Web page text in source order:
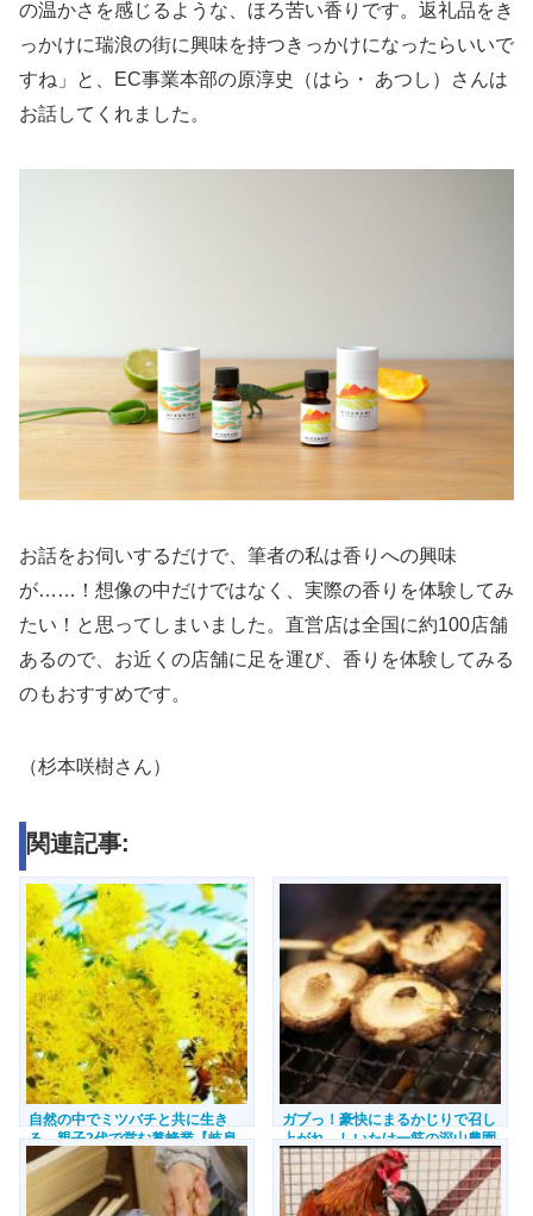
の温かさを感じるような、ほろ苦い香りです。返礼品をき
っかけに瑞浪の街に興味を持つきっかけになったらいいで
すね」と、EC事業本部の原淳史（はら・ あつし）さんは
お話してくれました。
お話をお伺いするだけで、筆者の私は香りへの興味
が……！想像の中だけではなく、実際の香りを体験してみ
たい！と思ってしまいました。直営店は全国に約100店舗
あるので、お近くの店舗に足を運び、香りを体験してみる
のもおすすめです。
（杉本咲樹さん）
関連記事:
自然の中でミツバチと共に生き
る 親子2代で営む養蜂業【岐阜
県瑞浪市】
ガブっ！豪快にまるかじりで召し
上がれ しいたけ一筋の深山農園
【兵庫県相生市】